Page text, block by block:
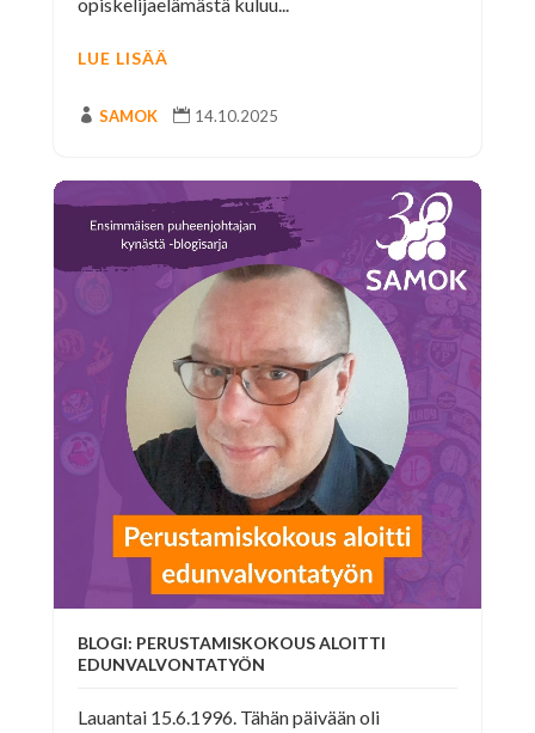
opiskelijaelämästä kuluu...
LUE LISÄÄ
 SAMOK  14.10.2025
BLOGI: PERUSTAMISKOKOUS ALOITTI
EDUNVALVONTATYÖN
Lauantai 15.6.1996. Tähän päivään oli